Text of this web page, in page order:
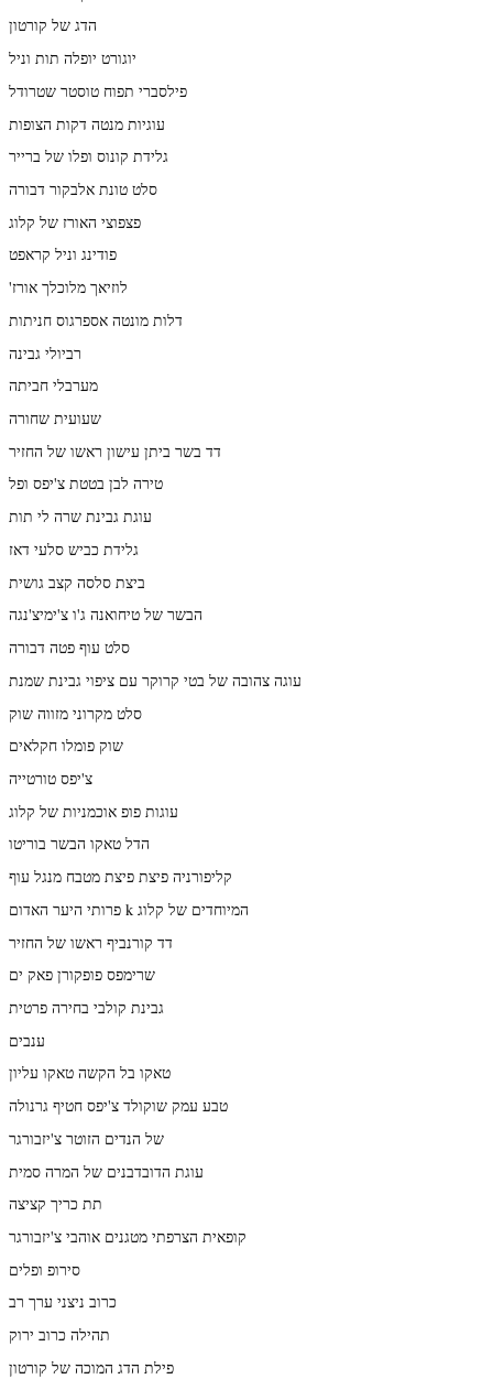
הדג של קורטון
יוגורט יופלה תות וניל
פילסברי תפוח טוסטר שטרודל
עוגיות מנטה דקות הצופות
גלידת קונוס ופלו של ברייר
סלט טונת אלבקור דבורה
פצפוצי האורז של קלוג
פודינג וניל קראפט
'לוזיאך מלוכלך אורז
דלות מונטה אספרגוס חניתות
רביולי גבינה
מערבלי חביתה
שעועית שחורה
דד בשר ביתן עישון ראשו של החזיר
טירה לבן בטטת צ'יפס ופל
עוגת גבינת שרה לי תות
גלידת כביש סלעי דאז
ביצת סלסה קצב גושית
הבשר של טיחואנה ג'ו צ'ימיצ'נגה
סלט עוף פטה דבורה
עוגה צהובה של בטי קרוקר עם ציפוי גבינת שמנת
סלט מקרוני מזווה שוק
שוק פומלו חקלאים
צ'יפס טורטייה
עוגות פופ אוכמניות של קלוג
הדל טאקו הבשר בוריטו
קליפורניה פיצת פיצת מטבח מנגל עוף
פרותי היער האדום k המיוחדים של קלוג
דד קורנביף ראשו של החזיר
שרימפס פופקורן פאק ים
גבינת קולבי בחירה פרטית
ענבים
טאקו בל הקשה טאקו עליון
טבע עמק שוקולד צ'יפס חטיף גרנולה
של הנדים הזוטר צ'יזבורגר
עוגת הדובדבנים של המרה סמית
תת כריך קציצה
קופאית הצרפתי מטגנים אוהבי צ'יזבורגר
סירופ ופלים
כרוב ניצני ערך רב
תהילה כרוב ירוק
פילת הדג המוכה של קורטון